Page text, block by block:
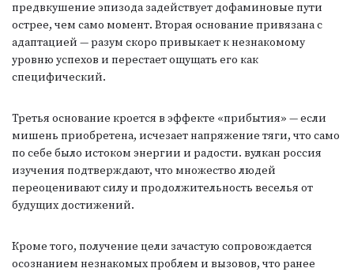
предвкушение эпизода задействует дофаминовые пути
острее, чем само момент. Вторая основание привязана с
адаптацией — разум скоро привыкает к незнакомому
уровню успехов и перестает ощущать его как
специфический.
Третья основание кроется в эффекте «прибытия» — если
мишень приобретена, исчезает напряжение тяги, что само
по себе было истоком энергии и радости. вулкан россия
изучения подтверждают, что множество людей
переоценивают силу и продолжительность веселья от
будущих достижений.
Кроме того, получение цели зачастую сопровождается
осознанием незнакомых проблем и вызовов, что ранее